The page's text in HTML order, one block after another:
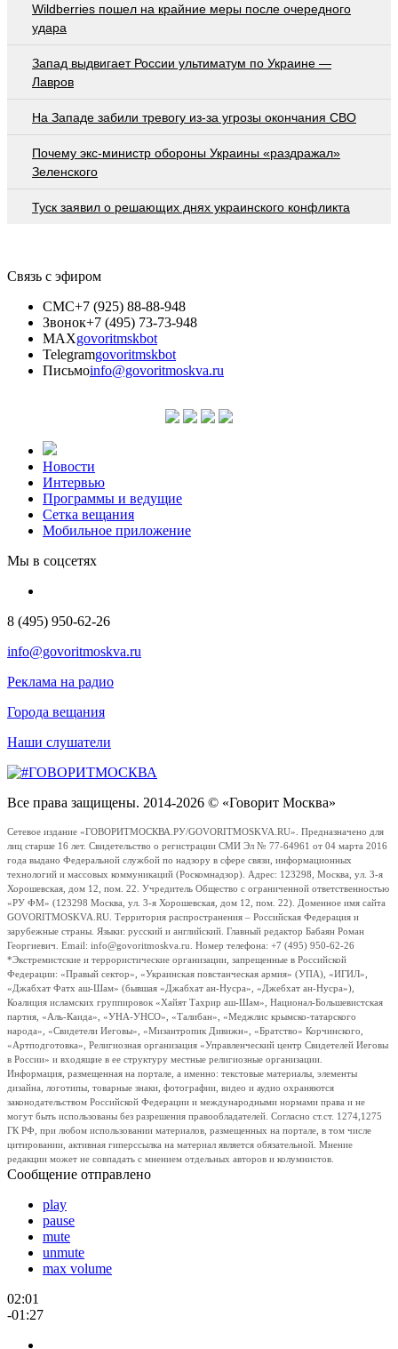
Wildberries пошел на крайние меры после очередного
удара
Запад выдвигает России ультиматум по Украине —
Лавров
На Западе забили тревогу из-за угрозы окончания СВО
Почему экс-министр обороны Украины «раздражал»
Зеленского
Туск заявил о решающих днях украинского конфликта
Связь с эфиром
СМС+7 (925) 88-88-948
Звонок+7 (495) 73-73-948
MAXgovoritmskbot
Telegramgovoritmskbot
Письмоinfo@govoritmoskva.ru
Новости
Интервью
Программы и ведущие
Сетка вещания
Мобильное приложение
Мы в соцсетях
8 (495) 950-62-26
info@govoritmoskva.ru
Реклама на радио
Города вещания
Наши слушатели
Все права защищены. 2014-2026 © «Говорит Москва»
Сетевое издание «ГОВОРИТМОСКВА.РУ/GOVORITMOSKVA.RU». Предназначено для
лиц старше 16 лет. Свидетельство о регистрации СМИ Эл № 77-64961 от 04 марта 2016
года выдано Федеральной службой по надзору в сфере связи, информационных
технологий и массовых коммуникаций (Роскомнадзор). Адрес: 123298, Москва, ул. 3-я
Хорошевская, дом 12, пом. 22. Учредитель Общество с ограниченной ответственностью
«РУ ФМ» (123298 Москва, ул. 3-я Хорошевская, дом 12, пом. 22). Доменное имя сайта
GOVORITMOSKVA.RU. Территория распространения – Российская Федерация и
зарубежные страны. Языки: русский и английский. Главный редактор Бабаян Роман
Георгиевич. Email: info@govoritmoskva.ru. Номер телефона: +7 (495) 950-62-26
*Экстремистские и террористические организации, запрещенные в Российской
Федерации: «Правый сектор», «Украинская повстанческая армия» (УПА), «ИГИЛ»,
«Джабхат Фатх аш-Шам» (бывшая «Джабхат ан-Нусра», «Джебхат ан-Нусра»),
Коалиция исламских группировок «Хайят Тахрир аш-Шам», Национал-Большевистская
партия, «Аль-Каида», «УНА-УНСО», «Талибан», «Меджлис крымско-татарского
народа», «Свидетели Иеговы», «Мизантропик Дивижн», «Братство» Корчинского,
«Артподготовка», Религиозная организация «Управленческий центр Свидетелей Иеговы
в России» и входящие в ее структуру местные религиозные организации.
Информация, размещенная на портале, а именно: текстовые материалы, элементы
дизайна, логотипы, товарные знаки, фотографии, видео и аудио охраняются
законодательством Российской Федерации и международными нормами права и не
могут быть использованы без разрешения правообладателей. Согласно ст.ст. 1274,1275
ГК РФ, при любом использовании материалов, размещенных на портале, в том числе
цитировании, активная гиперссылка на материал является обязательной. Мнение
редакции может не совпадать с мнением отдельных авторов и колумнистов.
Сообщение отправлено
play
pause
mute
unmute
max volume
02:01
-01:27